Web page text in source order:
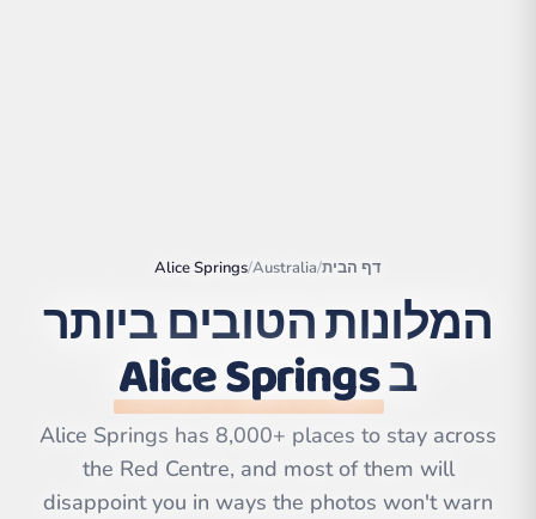
|©
OpenStreetMap
דף הבית/
Australia
/
Alice Springs
המלונות הטובים ביותר
בAlice Springs
Alice Springs has 8,000+ places to stay across
the Red Centre, and most of them will
disappoint you in ways the photos won't warn